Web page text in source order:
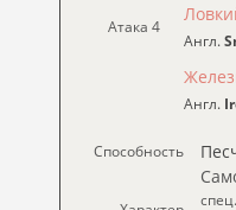
Атака 4
Англ.
Англ.
Способность